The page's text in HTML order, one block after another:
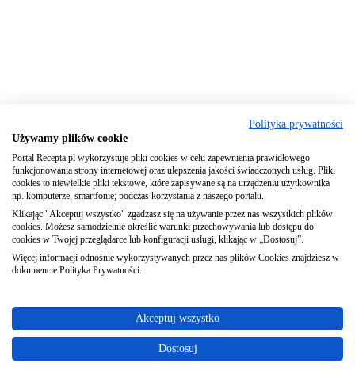
Polityka prywatności
Używamy plików cookie
Portal Recepta.pl wykorzystuje pliki cookies w celu zapewnienia prawidłowego
funkcjonowania strony internetowej oraz ulepszenia jakości świadczonych usług. Pliki
cookies to niewielkie pliki tekstowe, które zapisywane są na urządzeniu użytkownika
np. komputerze, smartfonie; podczas korzystania z naszego portalu.
Klikając "Akceptuj wszystko" zgadzasz się na używanie przez nas wszystkich plików
cookies. Możesz samodzielnie określić warunki przechowywania lub dostępu do
cookies w Twojej przeglądarce lub konfiguracji usługi, klikając w „Dostosuj”.
Więcej informacji odnośnie wykorzystywanych przez nas plików Cookies znajdziesz w
dokumencie Polityka Prywatności.
Akceptuj wszystko
Dostosuj